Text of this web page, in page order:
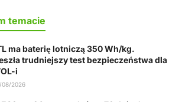
temacie
ma baterię lotniczą 350 Wh/kg.
trudniejszy test bezpieczeństwa dla
i
08/2026